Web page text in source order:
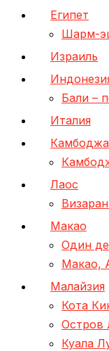
Египет
Шарм-
Израиль
Бали –
Италия
Камбоджа
Лаос
Макао
Один
Макао,
Малайзия
Кота
Остров
Куала